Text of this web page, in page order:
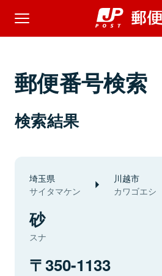
郵便番号検索
検索結果
埼玉県
サイタマケン
川越市
カワゴエシ
砂
スナ
350-1133